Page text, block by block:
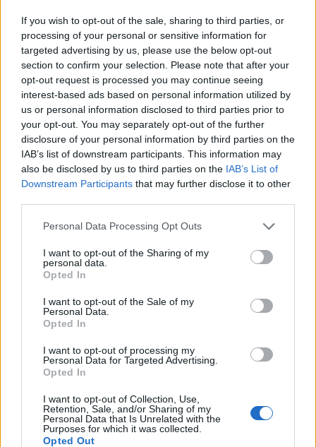
If you wish to opt-out of the sale, sharing to third parties, or
processing of your personal or sensitive information for
targeted advertising by us, please use the below opt-out
section to confirm your selection. Please note that after your
opt-out request is processed you may continue seeing
interest-based ads based on personal information utilized by
us or personal information disclosed to third parties prior to
your opt-out. You may separately opt-out of the further
disclosure of your personal information by third parties on the
IAB’s list of downstream participants. This information may
also be disclosed by us to third parties on the IAB’s List of
Downstream Participants that may further disclose it to other
Personal Data Processing Opt Outs
I want to opt-out of the Sharing of my
personal data.
Opted In
I want to opt-out of the Sale of my
Personal Data.
Opted In
I want to opt-out of processing my
Personal Data for Targeted Advertising.
Opted In
I want to opt-out of Collection, Use,
Retention, Sale, and/or Sharing of my
Personal Data that Is Unrelated with the
Purposes for which it was collected.
Opted Out
hullámokban is fürödni akartak –
videóval
2026. augusztus 10., hétfő
Összefogtak a szakszervezetek a
bértörvénytervezet módosításáért